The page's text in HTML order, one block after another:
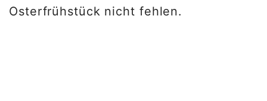
Osterfrühstück nicht fehlen.